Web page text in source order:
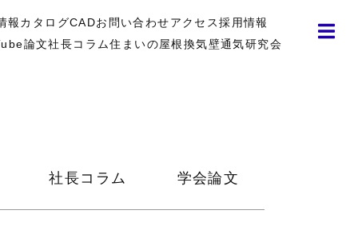
報カタログCADお問い合わせアクセス採用情報
論文社長コラム住まいの屋根換気壁通気研究会
社長コラム 学会論文